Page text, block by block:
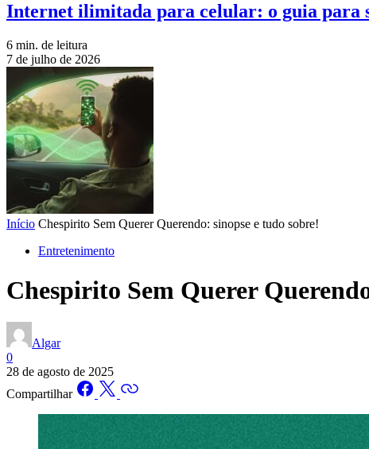
Internet ilimitada para celular: o guia para
6 min. de leitura
7 de julho de 2026
Início Chespirito Sem Querer Querendo: sinopse e tudo sobre!
Entretenimento
Chespirito Sem Querer
Algar
0
28 de agosto de 2025
Compartilhar